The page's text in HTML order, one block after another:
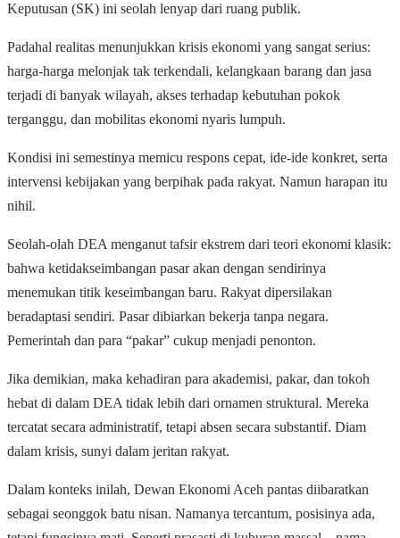
Keputusan (SK) ini seolah lenyap dari ruang publik.
Padahal realitas menunjukkan krisis ekonomi yang sangat serius:
harga-harga melonjak tak terkendali, kelangkaan barang dan jasa
terjadi di banyak wilayah, akses terhadap kebutuhan pokok
terganggu, dan mobilitas ekonomi nyaris lumpuh.
Kondisi ini semestinya memicu respons cepat, ide-ide konkret, serta
intervensi kebijakan yang berpihak pada rakyat. Namun harapan itu
nihil.
Seolah-olah DEA menganut tafsir ekstrem dari teori ekonomi klasik:
bahwa ketidakseimbangan pasar akan dengan sendirinya
menemukan titik keseimbangan baru. Rakyat dipersilakan
beradaptasi sendiri. Pasar dibiarkan bekerja tanpa negara.
Pemerintah dan para “pakar” cukup menjadi penonton.
Jika demikian, maka kehadiran para akademisi, pakar, dan tokoh
hebat di dalam DEA tidak lebih dari ornamen struktural. Mereka
tercatat secara administratif, tetapi absen secara substantif. Diam
dalam krisis, sunyi dalam jeritan rakyat.
Dalam konteks inilah, Dewan Ekonomi Aceh pantas diibaratkan
sebagai seonggok batu nisan. Namanya tercantum, posisinya ada,